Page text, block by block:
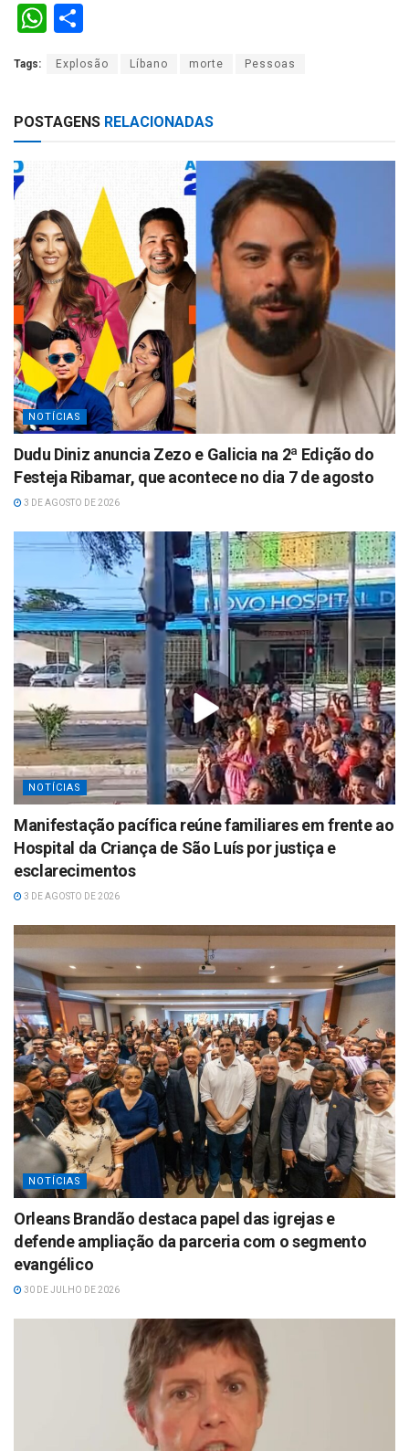
W
at
A
ar
Tags: Explosão Líbano morte Pessoas
POSTAGENS RELACIONADAS
NOTÍCIAS
Dudu Diniz anuncia Zezo e Galicia na 2ª Edição do
Festeja Ribamar, que acontece no dia 7 de agosto
3 DE AGOSTO DE 2026
NOTÍCIAS
Manifestação pacífica reúne familiares em frente ao
Hospital da Criança de São Luís por justiça e
esclarecimentos
3 DE AGOSTO DE 2026
NOTÍCIAS
Orleans Brandão destaca papel das igrejas e
defende ampliação da parceria com o segmento
evangélico
30 DE JULHO DE 2026